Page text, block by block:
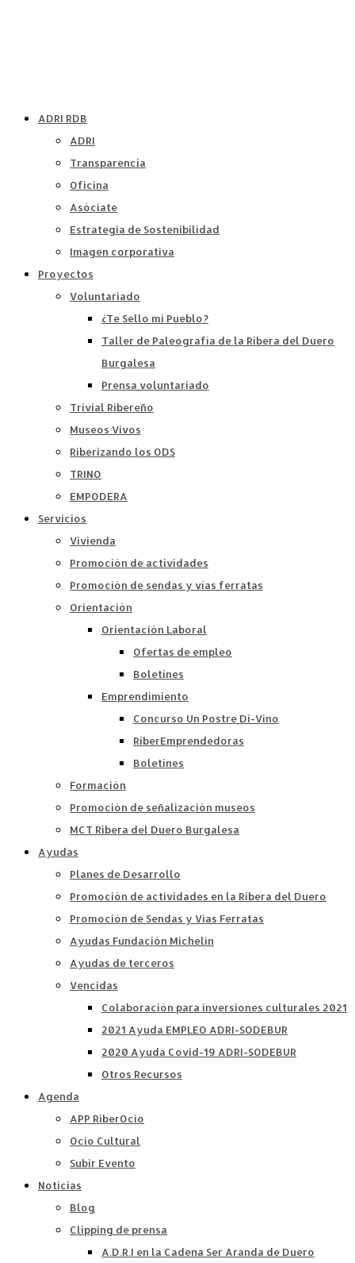
ADRI RDB
ADRI
Transparencia
Oficina
Asóciate
Estrategia de Sostenibilidad
Imagen corporativa
Proyectos
Voluntariado
¿Te Sello mi Pueblo?
Taller de Paleografía de la Ribera del Duero
Burgalesa
Prensa voluntariado
Trivial Ribereño
Museos Vivos
Riberizando los ODS
TRINO
EMPODERA
Servicios
Vivienda
Promoción de actividades
Promoción de sendas y vías ferratas
Orientación
Orientación Laboral
Ofertas de empleo
Boletines
Emprendimiento
Concurso Un Postre Di-Vino
RiberEmprendedoras
Boletines
Formación
Promoción de señalización museos
MCT Ribera del Duero Burgalesa
Ayudas
Planes de Desarrollo
Promoción de actividades en la Ribera del Duero
Promoción de Sendas y Vías Ferratas
Ayudas Fundación Michelín
Ayudas de terceros
Vencidas
Colaboración para inversiones culturales 2021
2021 Ayuda EMPLEO ADRI-SODEBUR
2020 Ayuda Covid-19 ADRI-SODEBUR
Otros Recursos
Agenda
APP RiberOcio
Ocio Cultural
Subir Evento
Noticias
Blog
Clipping de prensa
A.D.R.I en la Cadena Ser Aranda de Duero